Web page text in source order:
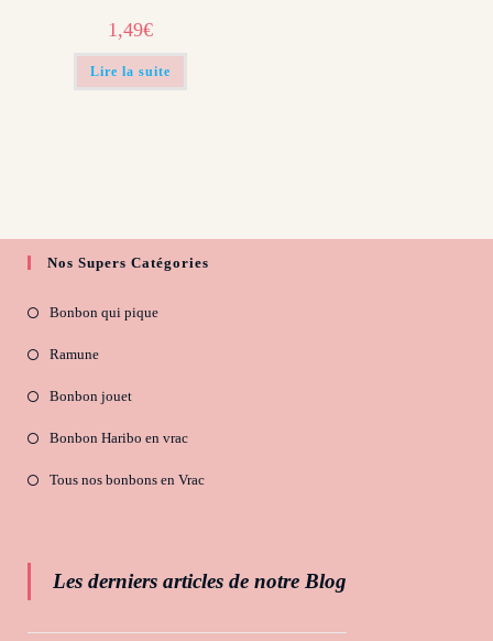
1,49€
Lire la suite
Nos Supers Catégories
Bonbon qui pique
Ramune
Bonbon jouet
Bonbon Haribo en vrac
Tous nos bonbons en Vrac
Les derniers articles de notre Blog